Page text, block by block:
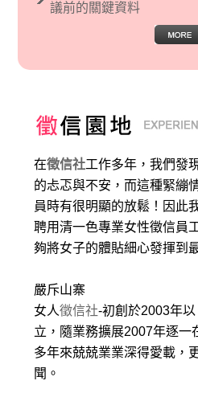
議前的關鍵資料
在徵信社工作多年，我們發
的忐忑與不安，而這種緊繃
員時有很明顯的放鬆！因此
聘用清一色專業女性徵信員
夠將女子的體貼細心發揮到
嚴斥山寨
女人徵信社-初創於2003年以
立，隨業務擴展2007年逐一
多年來兢兢業業深得愛載，
聞。